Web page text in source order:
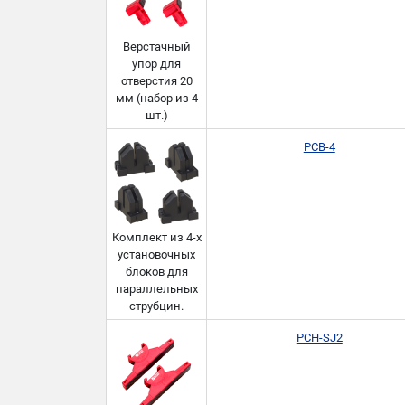
Верстачный
упор для
отверстия 20
мм (набор из 4
шт.)
Комплект из 4-х
установочных
блоков для
параллельных
струбцин.
PCB-4
PCH-SJ2